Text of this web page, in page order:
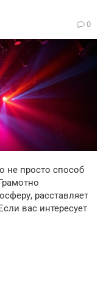
0
не просто способ
расставляет
вас интересует